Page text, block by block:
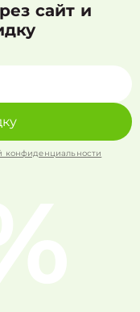
сайт и
конфиденциальности